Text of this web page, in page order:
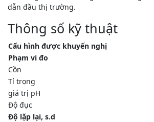
dẫn đầu thị trường.
Thông số kỹ thuật
Cấu hình được khuyến nghị
Phạm vi đo
Cồn
Tỉ trọng
giá trị pH
Độ đục
Độ lặp lại, s.d